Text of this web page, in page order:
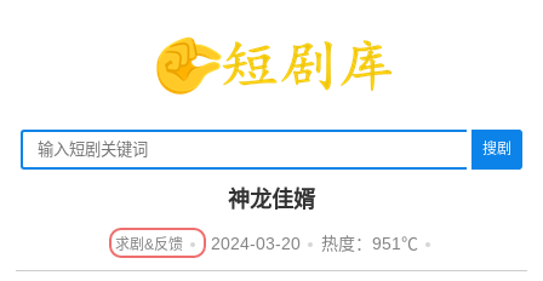
搜剧
神龙佳婿
2024-03-20 热度：951℃